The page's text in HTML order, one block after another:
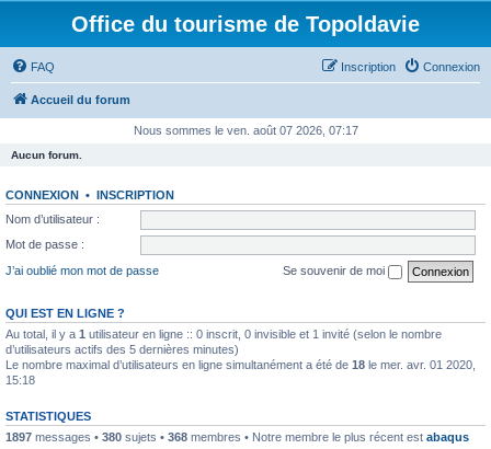
Office du tourisme de Topoldavie
FAQ Connexion
Inscription
Accueil du forum
Nous sommes le ven. août 07 2026, 07:17
Aucun forum.
CONNEXION • INSCRIPTION
Nom d’utilisateur :
Mot de passe :
J’ai oublié mon mot de passe
Se souvenir de moi
QUI EST EN LIGNE ?
Au total, il y a 1 utilisateur en ligne :: 0 inscrit, 0 invisible et 1 invité (selon le nombre
d’utilisateurs actifs des 5 dernières minutes)
Le nombre maximal d’utilisateurs en ligne simultanément a été de 18 le mer. avr. 01 2020,
15:18
STATISTIQUES
1897 messages • 380 sujets • 368 membres • Notre membre le plus récent est abaqus